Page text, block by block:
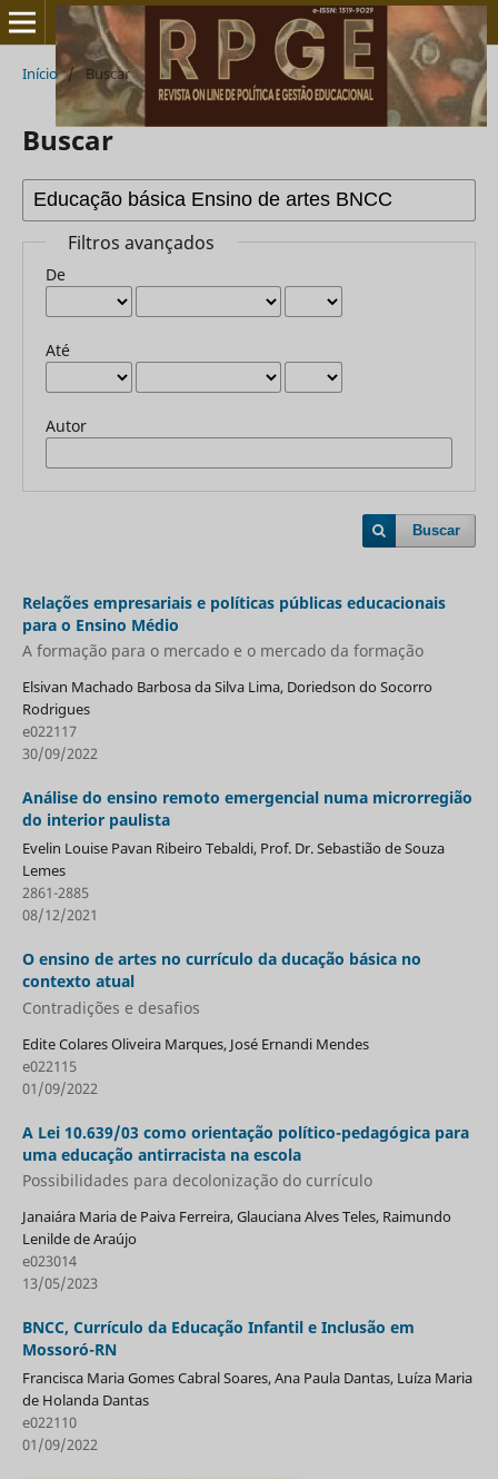
Início / Buscar
Buscar
Filtros avançados
De
Até
Autor
Buscar
Relações empresariais e políticas públicas educacionais
para o Ensino Médio
A formação para o mercado e o mercado da formação
Elsivan Machado Barbosa da Silva Lima, Doriedson do Socorro
Rodrigues
e022117
30/09/2022
Análise do ensino remoto emergencial numa microrregião
do interior paulista
Evelin Louise Pavan Ribeiro Tebaldi, Prof. Dr. Sebastião de Souza
Lemes
2861-2885
08/12/2021
O ensino de artes no currículo da ducação básica no
contexto atual
Contradições e desafios
Edite Colares Oliveira Marques, José Ernandi Mendes
e022115
01/09/2022
A Lei 10.639/03 como orientação político-pedagógica para
uma educação antirracista na escola
Possibilidades para decolonização do currículo
Janaiára Maria de Paiva Ferreira, Glauciana Alves Teles, Raimundo
Lenilde de Araújo
e023014
13/05/2023
BNCC, Currículo da Educação Infantil e Inclusão em
Mossoró-RN
Francisca Maria Gomes Cabral Soares, Ana Paula Dantas, Luíza Maria
de Holanda Dantas
e022110
01/09/2022